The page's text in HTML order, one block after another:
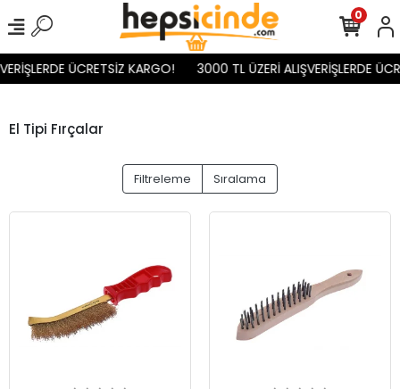
ÜCRETSİZ KARGO! 3000 TL ÜZERİ ALIŞVERİŞLERDE
0
El Tipi Fırçalar
Filtreleme Sıralama